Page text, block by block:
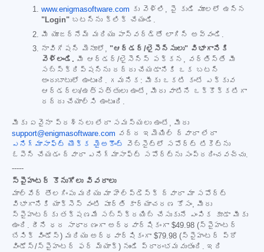
www.enigmasoftware.com కు వెళ్లి, పై కుడి మూలలో ఉన్న
"Login" బటన్‌ను క్లిక్ చేయండి.
మీ యూజర్‌నేమ్ మరియు పాస్‌వర్డ్‌తో లాగిన్ అవ్వండి.
నావిగేషన్ మెనూలో, "ఆర్డర్/లైసెన్సులు" విభాగానికి
వెళ్లండి. మీ ఆర్డర్/లైసెన్స్ పక్కన, వర్తిస్తే మీ
సబ్‌స్క్రిప్షన్‌ను రద్దు చేయడానికి ఒక బటన్
అందుబాటులో ఉంటుంది. గమనిక: మీకు ఒకటి కంటే ఎక్కువ
ఆర్డర్‌లు/ఉత్పత్తులు ఉంటే, మీరు వాటిని ఒక్కొక్కటిగా
రద్దు చేయాల్సి ఉంటుంది.
మీకు ఏవైనా ప్రశ్నలు లేదా సమస్యలు ఉంటే, మీరు
support@enigmasoftware.com వద్ద ఇమెయిల్ ద్వారా లేదా
ఎనిగ్మాసాఫ్ట్ యొక్క మైఅకౌంట్
వెబ్‌సైట్‌లో సపోర్ట్ టికెట్‌ను
ఓపెన్ చేయడం ద్వారా ఎనిగ్మాసాఫ్ట్ సపోర్ట్‌ను సంప్రదించవచ్చు.
-----
స్పైహంటర్ కొనుగోలు వివరాలు
మాల్‌వేర్ తొలగింపు మరియు మా హెల్ప్‌డెస్క్ ద్వారా మా సపోర్ట్
విభాగానికి యాక్సెస్ వంటి పూర్తి కార్యాచరణ కోసం, మీరు
స్పైహంటర్‌కు తక్షణమే సబ్‌స్క్రయిబ్ చేసుకునే ఎంపిక కూడా మీకు
ఉంది. దీని ధర సాధారణంగా అర్ధవార్షికంగా $49.98 (స్పైహంటర్
బేసిక్ విండోస్) మరియు అర్ధవార్షికంగా $79.98 (స్పైహంటర్ ప్రో
విండోస్/స్పైహంటర్ ఫర్ మ్యాక్) నుండి ప్రారంభమవుతుంది. ఇది